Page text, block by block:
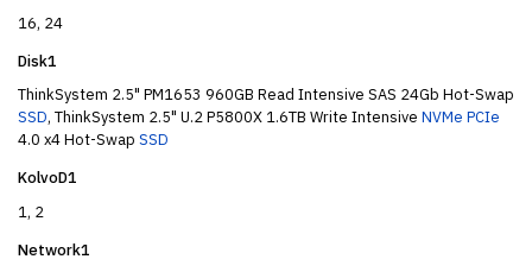
16, 24
Disk1
ThinkSystem 2.5" PM1653 960GB Read Intensive SAS 24Gb Hot-Swap
SSD, ThinkSystem 2.5" U.2 P5800X 1.6TB Write Intensive NVMe PCIe
4.0 x4 Hot-Swap SSD
KolvoD1
1, 2
Network1